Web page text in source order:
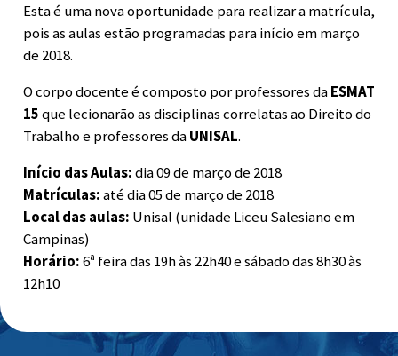
Esta é uma nova oportunidade para realizar a matrícula,
pois as aulas estão programadas para início em março
de 2018.
O corpo docente é composto por professores daESMAT
15que lecionarão as disciplinas correlatas ao Direito do
Trabalho e professores daUNISAL.
Início das Aulas:dia 09 de março de 2018
Matrículas:até dia 05 de março de 2018
Local das aulas: Unisal (unidade Liceu Salesiano em
Campinas)
Horário:6ª feira das 19h às 22h40 e sábado das 8h30 às
12h10